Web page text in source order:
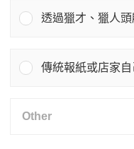
透過獵才、獵人
傳統報紙或店家